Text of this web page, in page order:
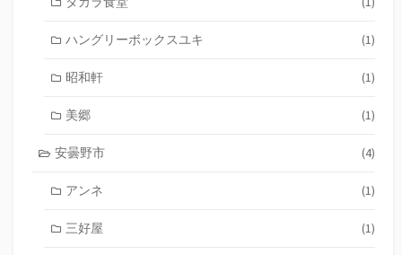
ハングリーボックスユキ (1)
昭和軒 (1)
美郷 (1)
安曇野市 (4)
アンネ (1)
三好屋 (1)